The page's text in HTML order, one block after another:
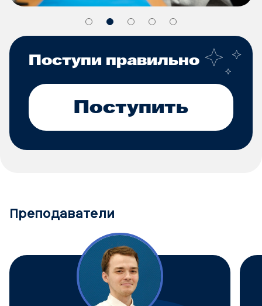
Поступи правильно
Поступить
Преподаватели